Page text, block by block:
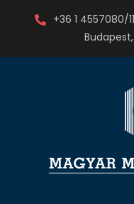
+36 1 4557080/